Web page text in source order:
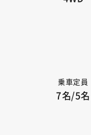
乗車定員
7名/5名